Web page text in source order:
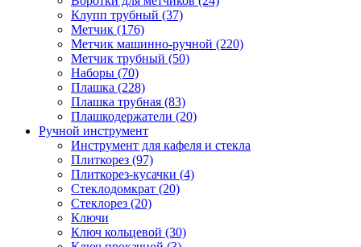
Клупп трубный (37)
Метчик (176)
Метчик машинно-ручной (220)
Метчик трубный (50)
Наборы (70)
Плашка (228)
Плашка трубная (83)
Плашкодержатели (20)
Ручной инструмент
Инструмент для кафеля и стекла
Плиткорез (97)
Плиткорез-кусачки (4)
Стеклодомкрат (20)
Стеклорез (20)
Ключи
Ключ кольцевой (30)